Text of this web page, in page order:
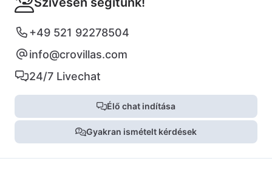
+49 521 92278504
info@crovillas.com
24/7 Livechat
Élő chat indítása
Gyakran ismételt kérdések